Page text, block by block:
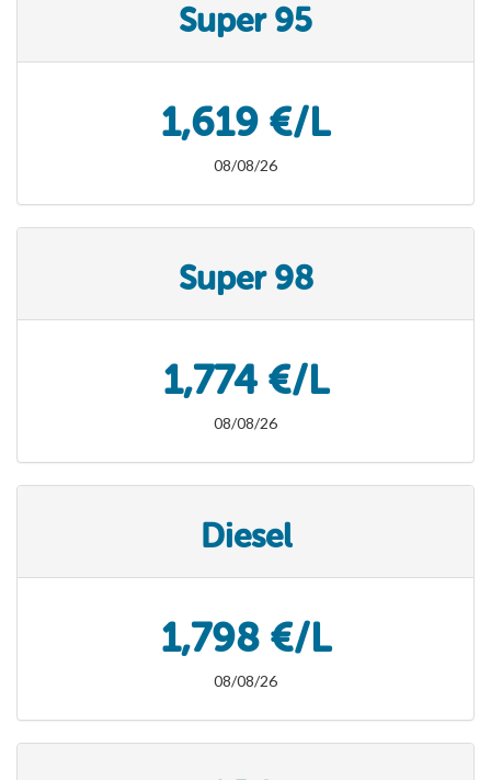
Super 95
1,619 €/L
08/08/26
Super 98
1,774 €/L
08/08/26
Diesel
1,798 €/L
08/08/26